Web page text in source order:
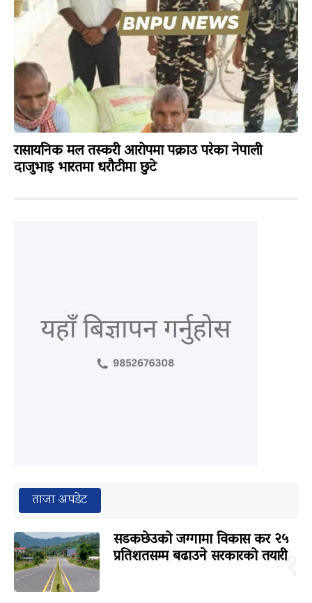
रासायनिक मल तस्करी आरोपमा पक्राउ परेका नेपाली
दाजुभाइ भारतमा धरौटीमा छुटे
ताजा अपडेट
१
सडकछेउको जग्गामा विकास कर २५
प्रतिशतसम्म बढाउने सरकारको तयारी